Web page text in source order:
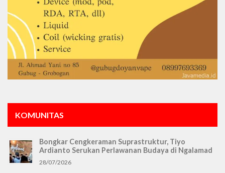
KOMUNITAS
Bongkar Cengkeraman Suprastruktur, Tiyo
Ardianto Serukan Perlawanan Budaya di Ngalamad
28/07/2026